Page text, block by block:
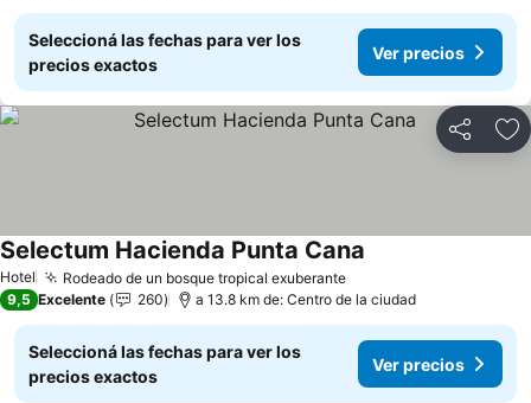
Seleccioná las fechas para ver los
precios exactos
Ver precios
Compartir
Hotel Rodeado de un bosque tropical exuberanteVer precios
Selectum Hacienda Punta Cana
9,5 Excelente 260 a 13.8 km de: Centro de la ciudad
Seleccioná las fechas para ver los
precios exactos
Ver precios